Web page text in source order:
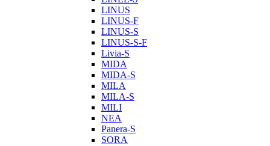
LINUS
LINUS-F
LINUS-S
LINUS-S-F
Livia-S
MIDA
MIDA-S
MILA
MILA-S
MILI
NEA
Panera-S
SORA